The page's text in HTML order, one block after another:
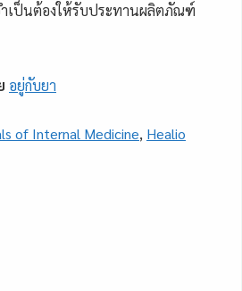
เป็นต้องให้รับประทานผลิตภัณฑ์
อยู่กับยา
of Internal Medicine, Healio